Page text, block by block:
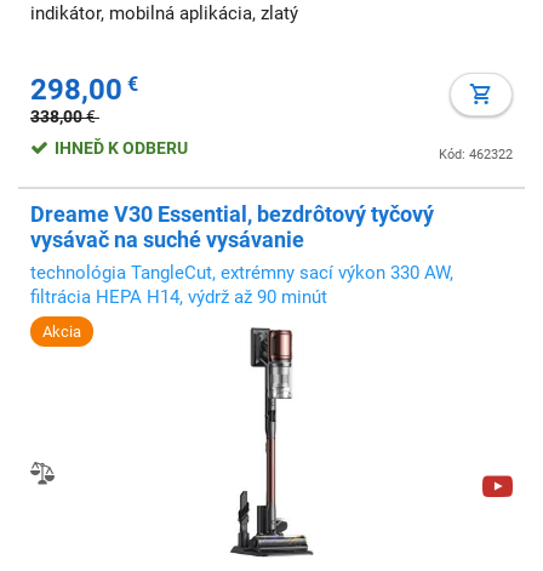
indikátor, mobilná aplikácia, zlatý
298,00 €
338,00€
Kód: 462322
IHNEĎ K ODBERU
Dreame V30 Essential, bezdrôtový tyčový
vysávač na suché vysávanie
technológia TangleCut, extrémny sací výkon 330 AW,
filtrácia HEPA H14, výdrž až 90 minút
Akcia